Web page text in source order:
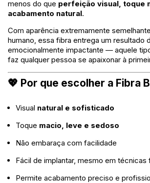
menos do que perfeição visual, toque
acabamento natural.
Com aparência extremamente
humano, essa fibra entrega um resultado
emocionalmente impactante — aquele
faz qualquer pessoa se apaixonar à
💖 Por que escolher a Fibra
Visual natural e sofisticado
Toque macio, leve e sedoso
Não embaraça com facilidade
Fácil de implantar, mesmo em técnicas
Permite acabamento preciso e